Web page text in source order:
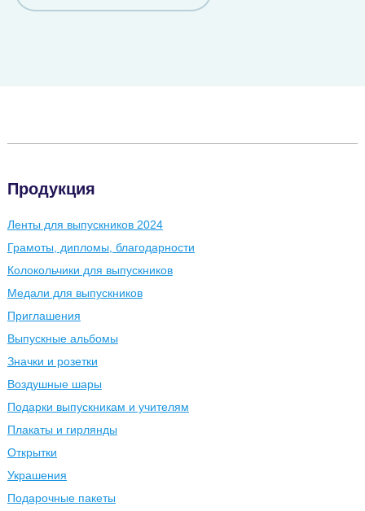
Продукция
Ленты для выпускников 2024
Грамоты, дипломы, благодарности
Колокольчики для выпускников
Медали для выпускников
Приглашения
Выпускные альбомы
Значки и розетки
Воздушные шары
Подарки выпускникам и учителям
Плакаты и гирлянды
Открытки
Украшения
Подарочные пакеты